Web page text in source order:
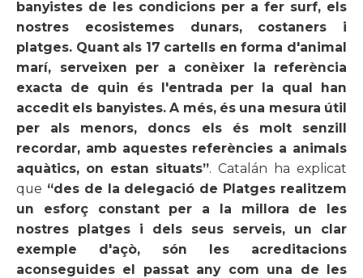
banyistes de les condicions per a fer surf, els
nostres ecosistemes dunars, costaners i
platges. Quant als 17 cartells en forma d'animal
marí, serveixen per a conèixer la referència
exacta de quin és l'entrada per la qual han
accedit els banyistes. A més, és una mesura útil
per als menors, doncs els és molt senzill
recordar, amb aquestes referències a animals
aquàtics, on estan situats”. Catalán ha explicat
que “des de la delegació de Platges realitzem
un esforç constant per a la millora de les
nostres platges i dels seus serveis, un clar
exemple d'açò, són les acreditacions
aconseguides el passat any com una de les